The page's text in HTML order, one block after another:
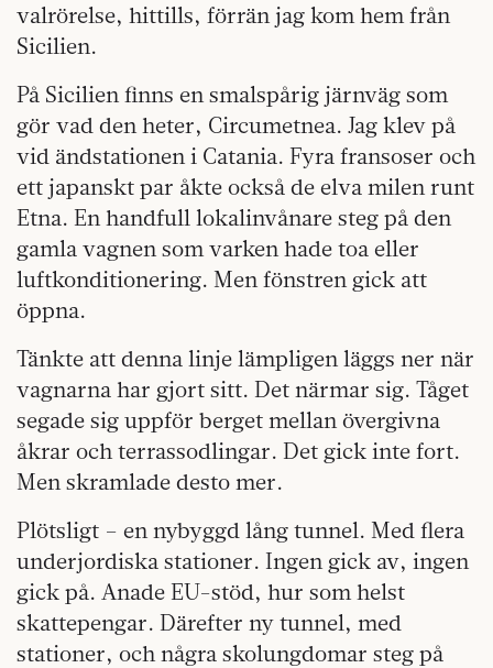
valrörelse, hittills, förrän jag kom hem från
Sicilien.
På Sicilien finns en smalspårig järnväg som
gör vad den heter, Circumetnea. Jag klev på
vid ändstationen i Catania. Fyra fransoser och
ett japanskt par åkte också de elva milen runt
Etna. En handfull lokalinvånare steg på den
gamla vagnen som varken hade toa eller
luftkonditionering. Men fönstren gick att
öppna.
Tänkte att denna linje lämpligen läggs ner när
vagnarna har gjort sitt. Det närmar sig. Tåget
segade sig uppför berget mellan övergivna
åkrar och terrassodlingar. Det gick inte fort.
Men skramlade desto mer.
Plötsligt – en nybyggd lång tunnel. Med flera
underjordiska stationer. Ingen gick av, ingen
gick på. Anade EU-stöd, hur som helst
skattepengar. Därefter ny tunnel, med
stationer, och några skolungdomar steg på